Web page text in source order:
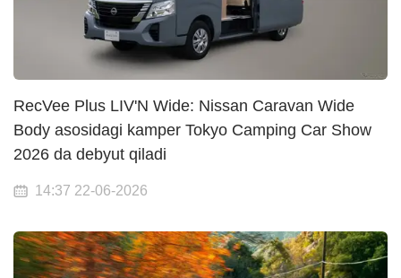
RecVee Plus LIV'N Wide: Nissan Caravan Wide
Body asosidagi kamper Tokyo Camping Car Show
2026 da debyut qiladi
14:37 22-06-2026